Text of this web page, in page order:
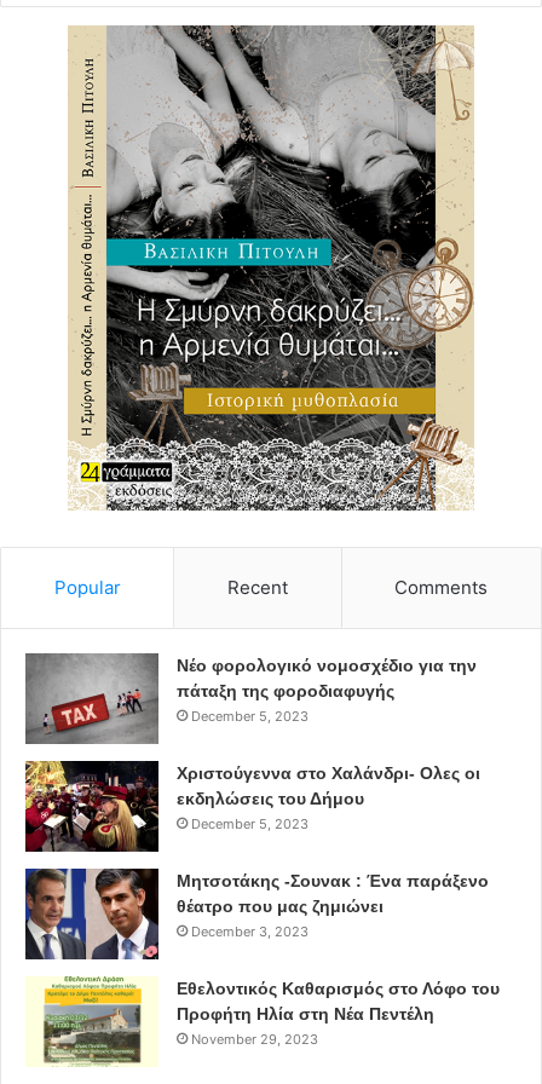
Ακολουθώντας την πορεία του υδραγωγείου, από το
Ψυχικό, το Γηροκομείο Αθηνών και την οδό Πανόρμου,
όπου η πορεία του υδραγωγείου διακόπηκε από το έργο
του Μετρό, οι περιπατητές κατέληξαν στην πλατεία
Δεξαμενής στο Κολωνάκι.
Εκεί ο δ/ντης Στρατηγικής & Επικοινωνίας της ΕΥΔΑΠ
Γιώργος Σαχίνης μοιράστηκε με τους παριστάμενους
πολύτιμες πληροφορίες, άγνωστες για τον περισσότερο
κόσμο. Λίγοι άλλωστε γνωρίζουν ότι δίπλα στη δεξαμενή
του Αδριάνειου, που έχει χτιστεί πάνω στα απομεινάρια
της αρχαίας Ρωμαϊκής Δεξαμενής, υπάρχει και άλλη,
πολύ μεγαλύτερη δεξαμενή που κατασκευάστηκε στα
μέσα του 19ου από το Δήμο Αθηναίων για την
αποθήκευση του νερού, η οποία λειτούργησε μέχρι τη
Ακόμα λιγότεροι γνωρίζουν ότι στην περιοχή του Αγ.
Δημητρίου στην Πανόρμου υπάρχει ένα μοναδικό
στοιχείο βιομηχανικής κληρονομιάς, η πρώτη, στη χώρα
μας, δεξαμενή χλωρίωσης του νερού του Αδριάνειου, την
Και όμως είναι ακόμα ζωντανό….
Αυτό όμως που είναι ακόμα πιο εντυπωσιακό για το
Αδριάνειο Υδραγωγείο, πέρα από τις μοναδικές ιδιότητές
του ως τεχνικού έργου, είναι το γεγονός ότι 19 αιώνες
μετά την κατασκευή του παραμένει ζωντανό. Έχει
υπολογιστεί ότι 600.000 κυβικά νερού ετησίως, φτάνουν
έως τη Δεξαμενή του Κολωνακίου, τα οποία
διοχετεύονται από την ΕΥΔΑΠ σε αγωγό ομβρίων και
Popular Recent Comments
Νέο φορολογικό νομοσχέδιο για την
πάταξη της φοροδιαφυγής
December 5, 2023
Χριστούγεννα στο Χαλάνδρι- Ολες οι
εκδηλώσεις του Δήμου
December 5, 2023
Μητσοτάκης -Σουνακ : Ένα παράξενο
θέατρο που μας ζημιώνει
December 3, 2023
Εθελοντικός Καθαρισμός στο Λόφο του
Προφήτη Ηλία στη Νέα Πεντέλη
November 29, 2023